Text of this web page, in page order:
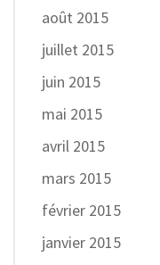
août 2015
juillet 2015
juin 2015
mai 2015
avril 2015
mars 2015
février 2015
janvier 2015